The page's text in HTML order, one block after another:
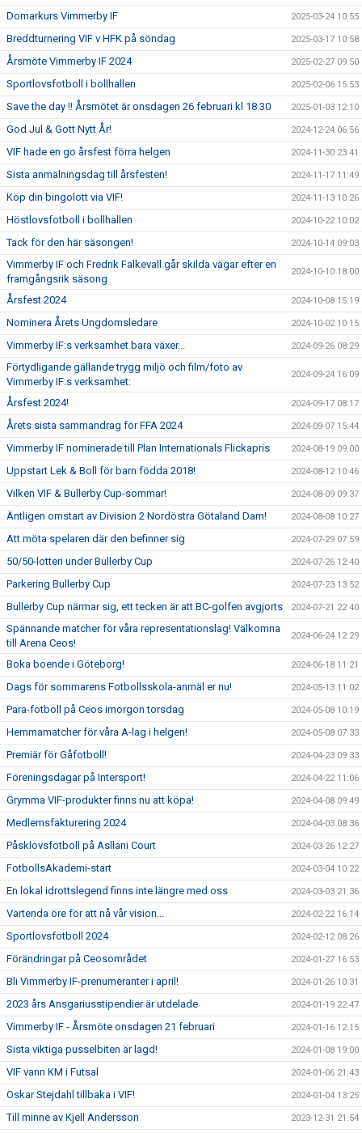
Domarkurs Vimmerby IF 2025-03-24 10:55
Breddturnering VIF v HFK på söndag 2025-03-17 10:58
Årsmöte Vimmerby IF 2024 2025-02-27 09:50
Sportlovsfotboll i bollhallen 2025-02-06 15:53
Save the day !! Årsmötet är onsdagen 26 februari kl 18.30 2025-01-03 12:10
God Jul & Gott Nytt År! 2024-12-24 06:56
VIF hade en go årsfest förra helgen 2024-11-30 23:41
Sista anmälningsdag till årsfesten! 2024-11-17 11:49
Köp din bingolott via VIF! 2024-11-13 10:26
Höstlovsfotboll i bollhallen 2024-10-22 10:02
Tack för den här säsongen! 2024-10-14 09:03
Vimmerby IF och Fredrik Falkevall går skilda vägar efter en
framgångsrik säsong
2024-10-10 18:00
Årsfest 2024 2024-10-08 15:19
Nominera Årets Ungdomsledare 2024-10-02 10:15
Vimmerby IF:s verksamhet bara växer... 2024-09-26 08:29
Förtydligande gällande trygg miljö och film/foto av
Vimmerby IF:s verksamhet:
2024-09-24 16:09
Årsfest 2024! 2024-09-17 08:17
Årets sista sammandrag för FFA 2024 2024-09-07 15:44
Vimmerby IF nominerade till Plan Internationals Flickapris 2024-08-19 09:00
Uppstart Lek & Boll för barn födda 2018! 2024-08-12 10:46
Vilken VIF & Bullerby Cup-sommar! 2024-08-09 09:37
Äntligen omstart av Division 2 Nordöstra Götaland Dam! 2024-08-08 10:27
Att möta spelaren där den befinner sig 2024-07-29 07:59
50/50-lotteri under Bullerby Cup 2024-07-26 12:40
Parkering Bullerby Cup 2024-07-23 13:52
Bullerby Cup närmar sig, ett tecken är att BC-golfen avgjorts 2024-07-21 22:40
Spännande matcher för våra representationslag! Välkomna
till Arena Ceos!
2024-06-24 12:29
Boka boende i Göteborg! 2024-06-18 11:21
Dags för sommarens Fotbollsskola-anmäl er nu! 2024-05-13 11:02
Para-fotboll på Ceos imorgon torsdag 2024-05-08 10:19
Hemmamatcher för våra A-lag i helgen! 2024-05-08 07:33
Premiär för Gåfotboll! 2024-04-23 09:33
Föreningsdagar på Intersport! 2024-04-22 11:06
Grymma VIF-produkter finns nu att köpa! 2024-04-08 09:49
Medlemsfakturering 2024 2024-04-03 08:36
Påsklovsfotboll på Asllani Court 2024-03-26 12:27
FotbollsAkademi-start 2024-03-04 10:22
En lokal idrottslegend finns inte längre med oss 2024-03-03 21:36
Vartenda öre för att nå vår vision... 2024-02-22 16:14
Sportlovsfotboll 2024 2024-02-12 08:26
Förändringar på Ceosområdet 2024-01-27 16:53
Bli Vimmerby IF-prenumeranter i april! 2024-01-26 10:31
2023 års Ansgariusstipendier är utdelade 2024-01-19 22:47
Vimmerby IF - Årsmöte onsdagen 21 februari 2024-01-16 12:15
Sista viktiga pusselbiten är lagd! 2024-01-08 19:00
VIF vann KM i Futsal 2024-01-06 21:43
Oskar Stejdahl tillbaka i VIF! 2024-01-04 13:25
Till minne av Kjell Andersson 2023-12-31 21:54